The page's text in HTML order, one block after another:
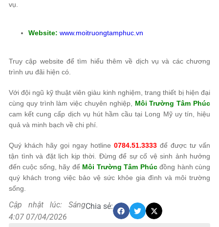
vụ.
Website: www.moitruongtamphuc.vn
Truy cập website để tìm hiểu thêm về dịch vụ và các chương
trình ưu đãi hiện có.
Với đội ngũ kỹ thuật viên giàu kinh nghiệm, trang thiết bị hiện đại
cùng quy trình làm việc chuyên nghiệp, Môi Trường Tâm Phúc
cam kết cung cấp dịch vụ hút hầm cầu tại Long Mỹ uy tín, hiệu
quả và minh bạch về chi phí.
Quý khách hãy gọi ngay hotline 0784.51.3333 để được tư vấn
tận tình và đặt lịch kịp thời. Đừng để sự cố vệ sinh ảnh hưởng
đến cuộc sống, hãy để Môi Trường Tâm Phúcđồng hành cùng
quý khách trong việc bảo vệ sức khỏe gia đình và môi trường
sống.
Cập nhật lúc: Sáng
4:07 07/04/2026
Chia sẻ: